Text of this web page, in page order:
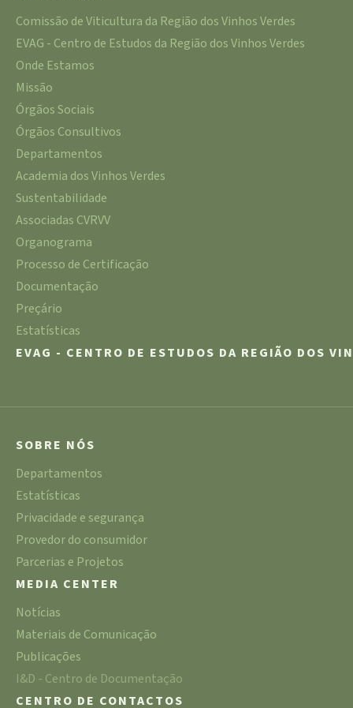
Comissão de Viticultura da Região dos Vinhos Verdes
EVAG - Centro de Estudos da Região dos Vinhos Verdes
Onde Estamos
Missão
Órgãos Sociais
Órgãos Consultivos
Departamentos
Academia dos Vinhos Verdes
Sustentabilidade
Associadas CVRVV
Organograma
Processo de Certificação
Documentação
Preçário
Estatísticas
EVAG - CENTRO DE ESTUDOS DA REGIÃO DOS
SOBRE NÓS
Departamentos
Estatísticas
Privacidade e segurança
Provedor do consumidor
Parcerias e Projetos
MEDIA CENTER
Notícias
Materiais de Comunicação
Publicações
I&D - Centro de Documentação
CENTRO DE CONTACTOS